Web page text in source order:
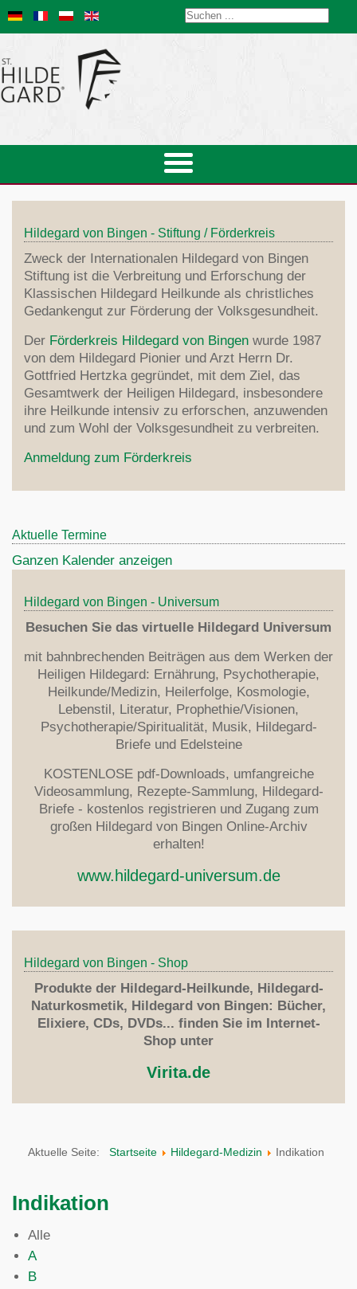
Veranstaltungen
Gesundheitsberater
Lebensstil-Therapie
Klangdom
Hildegard-Kongress 2024
St.Hildegard
Biografie
Pfingstbotschaft
Welt-Kirchenlehrerin
Musik/Medien
Zentrum
Links
Fragen
Heilkunde
Prävention
Naturkosmetik
Krankheiten
Aderlass
Med. Rezepte
Psychotherapie
Ernährung
Diät
Dinkel
Lebensmittel
Rezepte
Hildegard-Medizin
Indikation
Heilmittel
Erfolgsberichte
Hildegard
7 Planeten
Heilung
Erdkugel
Apotheose
Zweite Vision
Sieben Gaben
Literatur
Heilkunde
Hildegard's Werke
Weitere Literatur
Ernährung
Literaturverzeichnis
Stiftung
Förderkreis
Anmeldung
Dr.Wighard Strehlow
Kontakt / Anfahrt
Hildegard von Bingen - Stiftung / Förderkreis
Zweck der Internationalen Hildegard von Bingen
Stiftung ist die Verbreitung und Erforschung der
Klassischen Hildegard Heilkunde als christliches
Gedankengut zur Förderung der Volksgesundheit.
Der Förderkreis Hildegard von Bingen wurde 1987
von dem Hildegard Pionier und Arzt Herrn Dr.
Gottfried Hertzka gegründet, mit dem Ziel, das
Gesamtwerk der Heiligen Hildegard, insbesondere
ihre Heilkunde intensiv zu erforschen, anzuwenden
und zum Wohl der Volksgesundheit zu verbreiten.
Anmeldung zum Förderkreis
Aktuelle Termine
Ganzen Kalender anzeigen
Hildegard von Bingen - Universum
Besuchen Sie das virtuelle Hildegard Universum
mit bahnbrechenden Beiträgen aus dem Werken der
Heiligen Hildegard: Ernährung, Psychotherapie,
Heilkunde/Medizin, Heilerfolge, Kosmologie,
Lebenstil, Literatur, Prophethie/Visionen,
Psychotherapie/Spiritualität, Musik, Hildegard-
Briefe und Edelsteine
KOSTENLOSE pdf-Downloads, umfangreiche
Videosammlung, Rezepte-Sammlung, Hildegard-
Briefe - kostenlos registrieren und Zugang zum
großen Hildegard von Bingen Online-Archiv
erhalten!
www.hildegard-universum.de
Hildegard von Bingen - Shop
Produkte der Hildegard-Heilkunde, Hildegard-
Naturkosmetik, Hildegard von Bingen: Bücher,
Elixiere, CDs, DVDs... finden Sie im Internet-
Shop unter
Virita.de
Aktuelle Seite: Startseite Hildegard-Medizin Indikation
Indikation
Alle
A
B